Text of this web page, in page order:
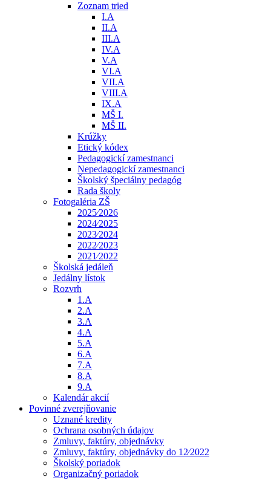
Zoznam tried
I.A
II.A
III.A
IV.A
V.A
VI.A
VII.A
VIII.A
IX.A
MŠ I.
MŠ II.
Krúžky
Etický kódex
Pedagogickí zamestnanci
Nepedagogickí zamestnanci
Školský špeciálny pedagóg
Rada školy
Fotogaléria ZŠ
2025⁄2026
2024⁄2025
2023⁄2024
2022⁄2023
2021⁄2022
Školská jedáleň
Jedálny lístok
Rozvrh
1.A
2.A
3.A
4.A
5.A
6.A
7.A
8.A
9.A
Kalendár akcií
Povinné zverejňovanie
Uznané kredity
Ochrana osobných údajov
Zmluvy, faktúry, objednávky
Zmluvy, faktúry, objednávky do 12⁄2022
Školský poriadok
Organizačný poriadok